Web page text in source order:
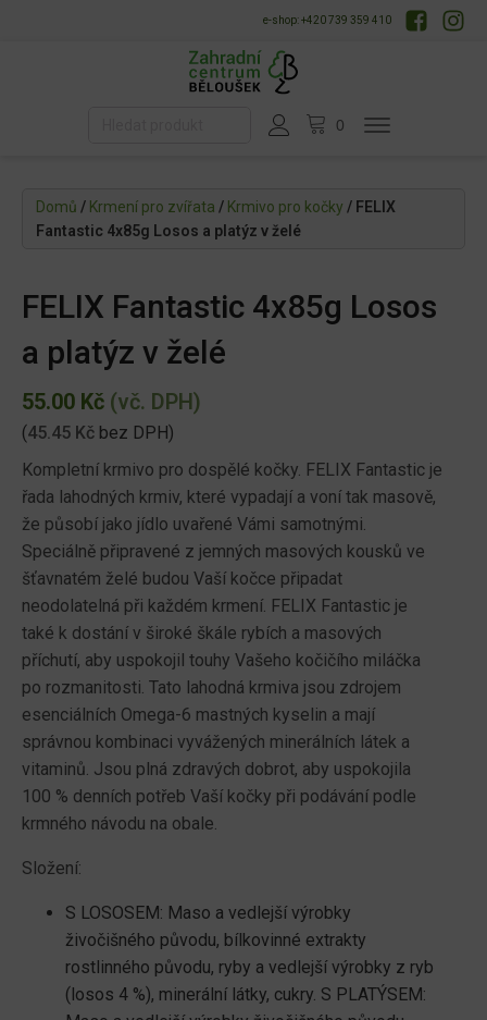
e-shop: +420 739 359 410
Domů / Krmení pro zvířata / Krmivo pro kočky / FELIX
Fantastic 4x85g Losos a platýz v želé
FELIX Fantastic 4x85g Losos
a platýz v želé
55.00 Kč (vč. DPH)
(45.45 Kč bez DPH)
Kompletní krmivo pro dospělé kočky. FELIX Fantastic je
řada lahodných krmiv, které vypadají a voní tak masově,
že působí jako jídlo uvařené Vámi samotnými.
Speciálně připravené z jemných masových kousků ve
šťavnatém želé budou Vaší kočce připadat
neodolatelná při každém krmení. FELIX Fantastic je
také k dostání v široké škále rybích a masových
příchutí, aby uspokojil touhy Vašeho kočičího miláčka
po rozmanitosti. Tato lahodná krmiva jsou zdrojem
esenciálních Omega-6 mastných kyselin a mají
správnou kombinaci vyvážených minerálních látek a
vitaminů. Jsou plná zdravých dobrot, aby uspokojila
100 % denních potřeb Vaší kočky při podávání podle
krmného návodu na obale.
Složení:
S LOSOSEM: Maso a vedlejší výrobky
živočišného původu, bílkovinné extrakty
rostlinného původu, ryby a vedlejší výrobky z ryb
(losos 4 %), minerální látky, cukry. S PLATÝSEM: